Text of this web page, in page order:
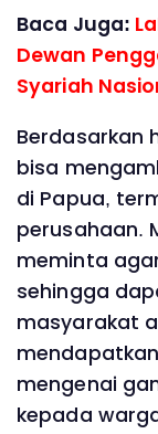
Baca Juga:
Dewan
Syariah
Berdasarkan
bisa
di Papua,
perusahaan.
meminta
sehingga
masyarakat
mengenai
kepada